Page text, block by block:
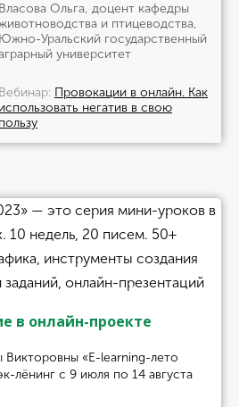
Власова Ольга, доцент кафедры
и птицеводства,
Южно-Уральский государственный
университет
Вебинар Провокации в онлайн. Как
использовать негатив в свою
пользу
в онлайн-проекте
«E-learning-лето
лёнинг с 9 июля по 14 августа